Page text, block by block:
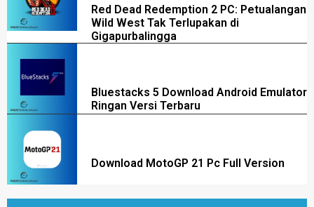
Red Dead Redemption 2 PC: Petualangan
Wild West Tak Terlupakan di
Gigapurbalingga
Bluestacks 5 Download Android Emulator
Ringan Versi Terbaru
Download MotoGP 21 Pc Full Version